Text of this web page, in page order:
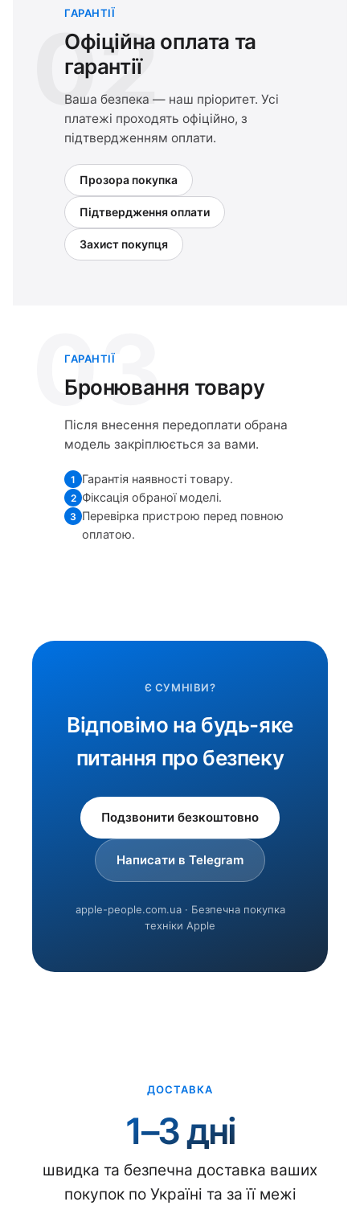
02
ГАРАНТІЇ
Офіційна оплата та
гарантії
Ваша безпека — наш пріоритет. Усі
платежі проходять офіційно, з
підтвердженням оплати.
Прозора покупка
Підтвердження оплати
Захист покупця
03
ГАРАНТІЇ
Бронювання товару
Після внесення передоплати обрана
модель закріплюється за вами.
1 Гарантія наявності товару.
2 Фіксація обраної моделі.
3 Перевірка пристрою перед повною
оплатою.
Є СУМНІВИ?
Відповімо на будь-яке
питання про безпеку
Подзвонити безкоштовно
Написати в Telegram
apple-people.com.ua · Безпечна покупка
техніки Apple
ДОСТАВКА
1–3 дні
швидка та безпечна доставка ваших
покупок по Україні та за її межі